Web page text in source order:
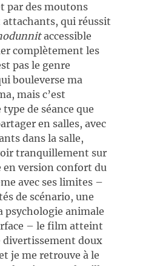
par des moutons
qui réussit
accessible
complètement les
pas le genre
bouleverse ma
mais c’est
de séance que
en salles, avec
dans la salle,
tranquillement sur
en version confort du
avec ses limites –
de scénario, une
psychologie animale
– le film atteint
divertissement doux
je me retrouve à le